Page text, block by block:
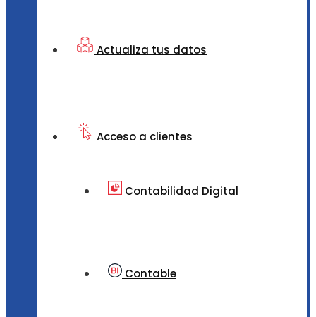
Actualiza tus datos
Acceso a clientes
Contabilidad Digital
Contable